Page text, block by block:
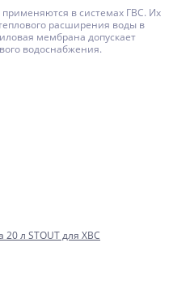
в системах ГВС. Их
расширения воды в
мембрана допускает
водоснабжения.
20 л STOUT для ХВС